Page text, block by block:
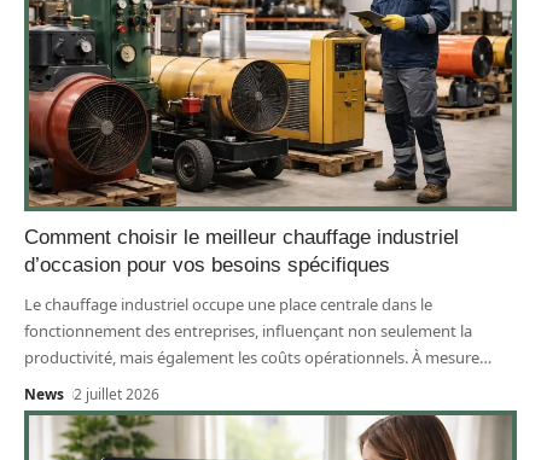
Comment choisir le meilleur chauffage industriel
d’occasion pour vos besoins spécifiques
Le chauffage industriel occupe une place centrale dans le
fonctionnement des entreprises, influençant non seulement la
productivité, mais également les coûts opérationnels. À mesure…
News 2 juillet 2026